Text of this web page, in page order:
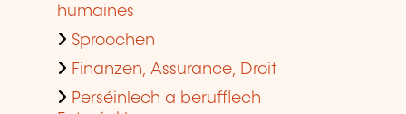
humaines
Sproochen
Finanzen, Assurance, Droit
Perséinlech a berufflech